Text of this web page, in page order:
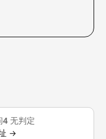
4 无判定
→